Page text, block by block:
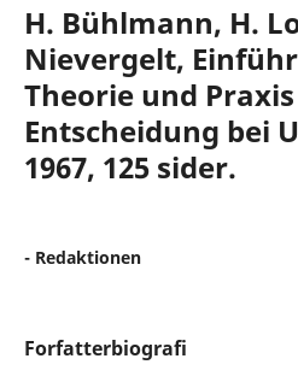
H. Bühlmann, H.
Nievergelt,
Theorie und
Entscheidung bei
1967, 125 sider.
- Redaktionen
Forfatterbiografi